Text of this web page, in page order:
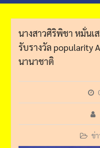
นางสาวศิริพิชา​ หมั่นเ
รับรางวัล​ popularity
นานาชาติ
ข่